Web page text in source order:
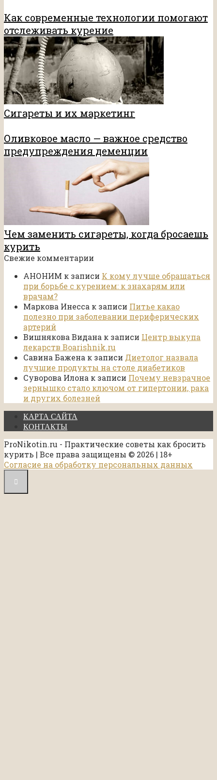
Как современные технологии помогают
отслеживать курение
Сигареты и их маркетинг
Оливковое масло — важное средство
предупреждения деменции
Чем заменить сигареты, когда бросаешь
курить
Свежие комментарии
АНОНИМ к записи К кому лучше обращаться
при борьбе с курением: к знахарям или
врачам?
Маркова Инесса к записи Питье какао
полезно при заболевании периферических
артерий
Вишнякова Видана к записи Центр выкупа
лекарств Boarishnik.ru
Савина Бажена к записи Диетолог назвала
лучшие продукты на столе диабетиков
Суворова Илона к записи Почему невзрачное
зернышко стало ключом от гипертонии, рака
и других болезней
КАРТА САЙТА
КОНТАКТЫ
ProNikotin.ru - Практические советы как бросить
курить | Все права защищены © 2026 | 18+
Согласие на обработку персональных данных